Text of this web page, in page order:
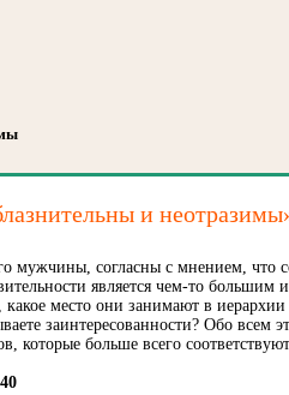
и
мужчины, согласны с мнением, что
является чем-то
место они занимают в
заинтересованности? Обо всем
которые больше всего
40